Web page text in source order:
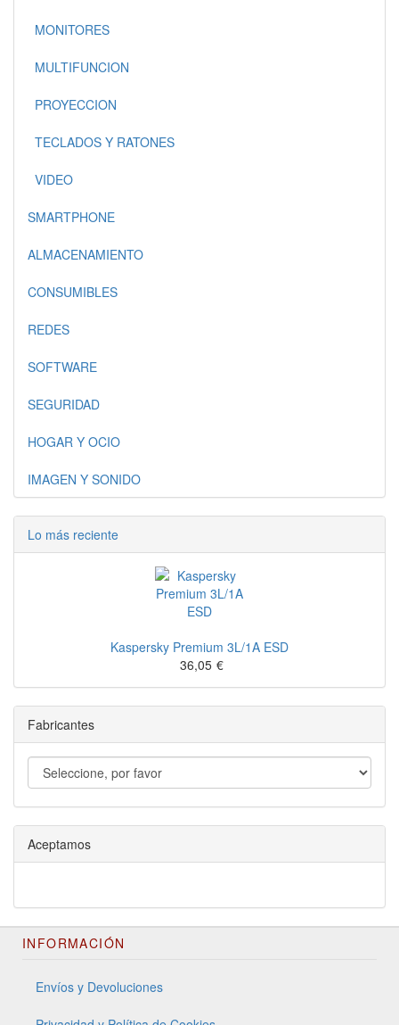
MONITORES
MULTIFUNCION
PROYECCION
TECLADOS Y RATONES
VIDEO
SMARTPHONE
ALMACENAMIENTO
CONSUMIBLES
REDES
SOFTWARE
SEGURIDAD
HOGAR Y OCIO
IMAGEN Y SONIDO
Lo más reciente
Kaspersky Premium 3L/1A ESD
36,05 €
Fabricantes
Aceptamos
INFORMACIÓN
Envíos y Devoluciones